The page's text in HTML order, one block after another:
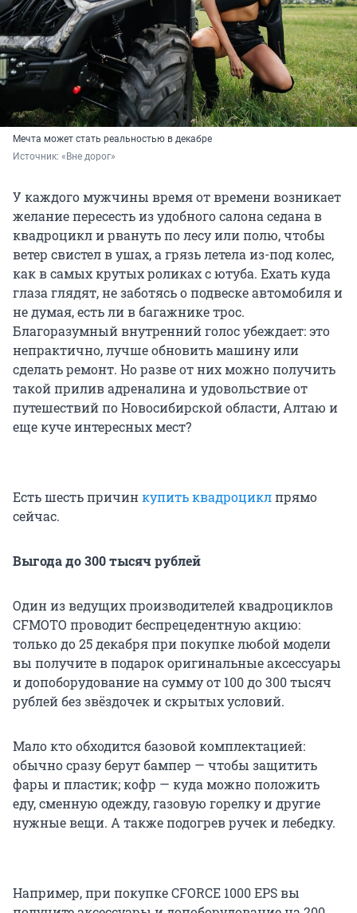
Мечта может стать реальностью в декабре
Источник: «Вне дорог»
У каждого мужчины время от времени возникает
желание пересесть из удобного салона седана в
квадроцикл и рвануть по лесу или полю, чтобы
ветер свистел в ушах, а грязь летела из-под колес,
как в самых крутых роликах с ютуба. Ехать куда
глаза глядят, не заботясь о подвеске автомобиля и
не думая, есть ли в багажнике трос.
Благоразумный внутренний голос убеждает: это
непрактично, лучше обновить машину или
сделать ремонт. Но разве от них можно получить
такой прилив адреналина и удовольствие от
путешествий по Новосибирской области, Алтаю и
еще куче интересных мест?
Есть шесть причинкупить квадроциклпрямо
сейчас.
Выгода до 300 тысяч рублей
Один из ведущих производителей квадроциклов
CFMOTO проводит беспрецедентную акцию:
только до 25 декабря при покупке любой модели
вы получите в подарок оригинальные аксессуары
и допоборудование на сумму от 100 до 300 тысяч
рублей без звёздочек и скрытых условий.
Мало кто обходится базовой комплектацией:
обычно сразу берут бампер — чтобы защитить
фары и пластик; кофр — куда можно положить
еду, сменную одежду, газовую горелку и другие
нужные вещи. А также подогрев ручек и лебедку.
Например, при покупке CFORCE 1000 EPS вы